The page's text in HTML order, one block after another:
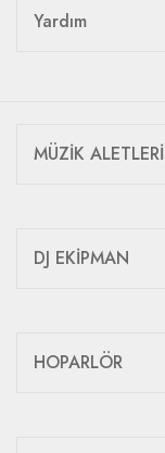
Yardım
MÜZİK ALETLERİ
DJ EKİPMAN
HOPARLÖR